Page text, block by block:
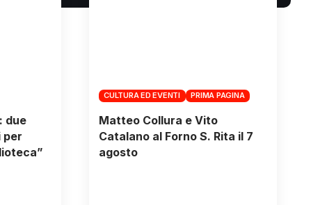
due
per
CULTURA ED EVENTI PRIMA PAGINA
Matteo Collura e Vito
Catalano al Forno S. Rita il 7
agosto